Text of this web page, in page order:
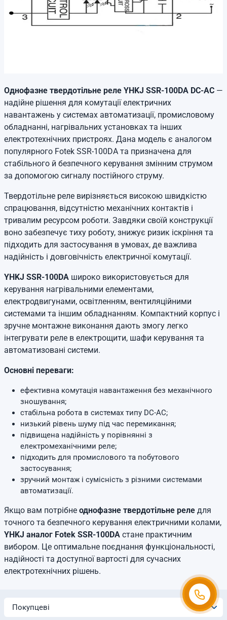
Однофазне твердотільне реле YHKJ SSR-100DA DC-AC —
надійне рішення для комутації електричних
навантажень у системах автоматизації, промисловому
обладнанні, нагрівальних установках та інших
електротехнічних пристроях. Дана модель є аналогом
популярного Fotek SSR-100DA та призначена для
стабільного й безпечного керування змінним струмом
за допомогою сигналу постійного струму.
Твердотільне реле вирізняється високою швидкістю
спрацювання, відсутністю механічних контактів і
тривалим ресурсом роботи. Завдяки своїй конструкції
воно забезпечує тиху роботу, знижує ризик іскріння та
підходить для застосування в умовах, де важлива
надійність і довговічність електричної комутації.
YHKJ SSR-100DA широко використовується для
керування нагрівальними елементами,
електродвигунами, освітленням, вентиляційними
системами та іншим обладнанням. Компактний корпус і
зручне монтажне виконання дають змогу легко
інтегрувати реле в електрощити, шафи керування та
автоматизовані системи.
Основні переваги:
ефективна комутація навантаження без механічного
зношування;
стабільна робота в системах типу DC-AC;
низький рівень шуму під час перемикання;
підвищена надійність у порівнянні з
електромеханічними реле;
підходить для промислового та побутового
застосування;
зручний монтаж і сумісність з різними системами
автоматизації.
Якщо вам потрібне однофазне твердотільне реле для
точного та безпечного керування електричними колами,
YHKJ аналог Fotek SSR-100DA стане практичним
вибором. Це оптимальне поєднання функціональності,
надійності та доступної вартості для сучасних
електротехнічних рішень.
Покупцеві